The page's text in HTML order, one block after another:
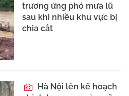
trương ứng phó mưa lũ
sau khi nhiều khu vực bị
chia cắt
Hà Nội lên kế hoạch